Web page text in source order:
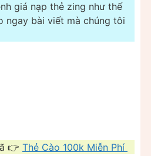
giá nạp thẻ zing như thế
ngay bài viết mà chúng tôi
👉 Thẻ Cào 100k Miễn Phí